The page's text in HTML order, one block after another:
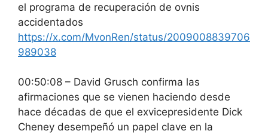
el programa de recuperación de ovnis
accidentados
https://x.com/MvonRen/status/2009008839706
989038
00:50:08 – David Grusch confirma las
afirmaciones que se vienen haciendo desde
hace décadas de que el exvicepresidente Dick
Cheney desempeñó un papel clave en la